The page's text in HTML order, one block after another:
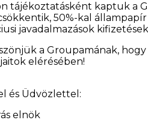
tájékoztatásként kaptuk a
50%-kal állampapír
javadalmazások
a Groupamának,
elérésében!
és Üdvözlettel:
elnök